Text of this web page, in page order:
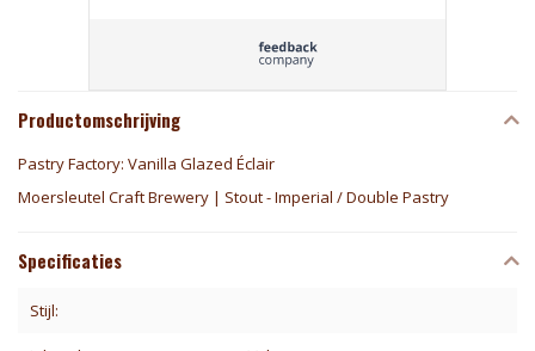
Productomschrijving
Pastry Factory: Vanilla Glazed Éclair
Moersleutel Craft Brewery | Stout - Imperial / Double Pastry
Specificaties
Stijl: